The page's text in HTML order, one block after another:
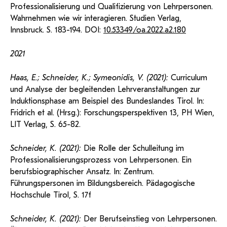
Professionalisierung und Qualifizierung von Lehrpersonen.
Wahrnehmen wie wir interagieren. Studien Verlag,
Innsbruck. S. 183-194. DOI: 10.53349/oa.2022.a2.180
2021
Haas, E.; Schneider, K.; Symeonidis, V. (2021): Curriculum
und Analyse der begleitenden Lehrveranstaltungen zur
Induktionsphase am Beispiel des Bundeslandes Tirol. In:
Fridrich et al. (Hrsg.): Forschungsperspektiven 13, PH Wien,
LIT Verlag, S. 65-82.
Schneider, K. (2021): Die Rolle der Schulleitung im
Professionalisierungsprozess von Lehrpersonen. Ein
berufsbiographischer Ansatz. In: Zentrum.
Führungspersonen im Bildungsbereich. Pädagogische
Hochschule Tirol, S. 17f
Schneider, K. (2021): Der Berufseinstieg von Lehrpersonen.